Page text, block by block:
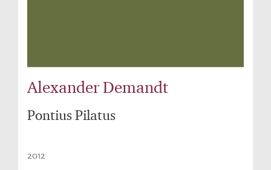
Alexander Demandt
Pontius Pilatus
2012